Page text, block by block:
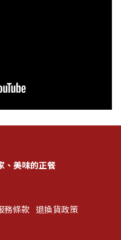
、美味的正餐
務條款 退換貨政策